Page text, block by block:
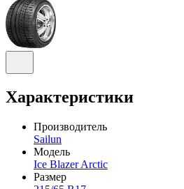
Характеристики
Производитель
Sailun
Модель
Ice Blazer Arctic
Размер